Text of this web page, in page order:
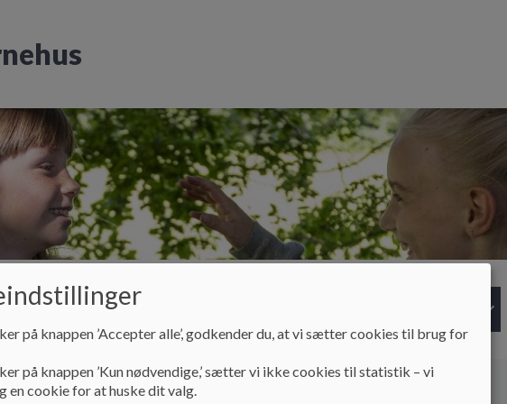
Skole Fritidsklub
Praktisk info Elevtal
på knappen ’Accepter alle’, godkender du, at vi sætter cookies til brug for
på knappen ’Kun nødvendige,’ sætter vi ikke cookies til statistik – vi
en cookie for at huske dit valg.